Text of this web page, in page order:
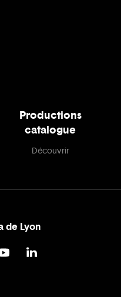
Productions
catalogue
Découvrir
de Lyon